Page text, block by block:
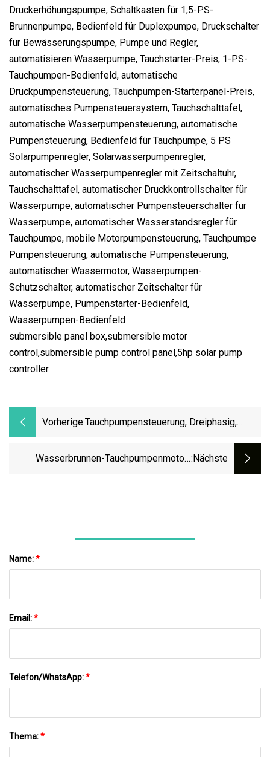
Druckerhöhungspumpe, Schaltkasten für 1,5-PS-
Brunnenpumpe, Bedienfeld für Duplexpumpe, Druckschalter
für Bewässerungspumpe, Pumpe und Regler,
automatisieren Wasserpumpe, Tauchstarter-Preis, 1-PS-
Tauchpumpen-Bedienfeld, automatische
Druckpumpensteuerung, Tauchpumpen-Starterpanel-Preis,
automatisches Pumpensteuersystem, Tauchschalttafel,
automatische Wasserpumpensteuerung, automatische
Pumpensteuerung, Bedienfeld für Tauchpumpe, 5 PS
Solarpumpenregler, Solarwasserpumpenregler,
automatischer Wasserpumpenregler mit Zeitschaltuhr,
Tauchschalttafel, automatischer Druckkontrollschalter für
Wasserpumpe, automatischer Pumpensteuerschalter für
Wasserpumpe, automatischer Wasserstandsregler für
Tauchpumpe, mobile Motorpumpensteuerung, Tauchpumpe
Pumpensteuerung, automatische Pumpensteuerung,
automatischer Wassermotor, Wasserpumpen-
Schutzschalter, automatischer Zeitschalter für
Wasserpumpe, Pumpenstarter-Bedienfeld,
Wasserpumpen-Bedienfeld
submersible panel box,submersible motor
control,submersible pump control panel,5hp solar pump
controller
Vorherige:Tauchpumpensteuerung, Dreiphasig,
Vollständige Pumpenschutzfunktion,
Einfache Einstellung Und Bedienung
Wasserbrunnen-Tauchpumpenmotor-:nächste
Name:*
Email:*
Telefon/WhatsApp:*
Thema:*